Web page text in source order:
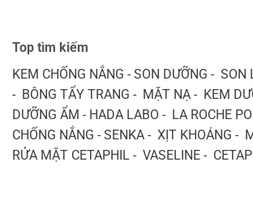
Top tìm kiếm
KEM CHỐNG NẮNG - SON DƯỠNG -
- BÔNG TẨY TRANG - MẶT NẠ - KEM
DƯỠNG ẨM - HADA LABO - LA ROCHE
CHỐNG NẮNG - SENKA - XỊT KHOÁNG -
RỬA MẶT CETAPHIL - VASELINE -